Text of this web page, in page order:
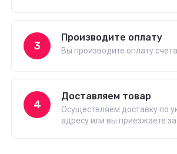
3
Производите оплату
Вы производите оплату счета
4
Доставляем товар
Осуществляем доставку по
адресу или вы приезжаете